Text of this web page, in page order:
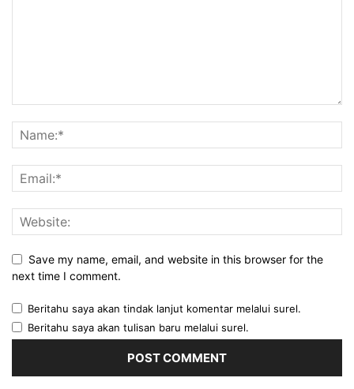
Save my name, email, and website in this browser for the
next time I comment.
Beritahu saya akan tindak lanjut komentar melalui surel.
Beritahu saya akan tulisan baru melalui surel.